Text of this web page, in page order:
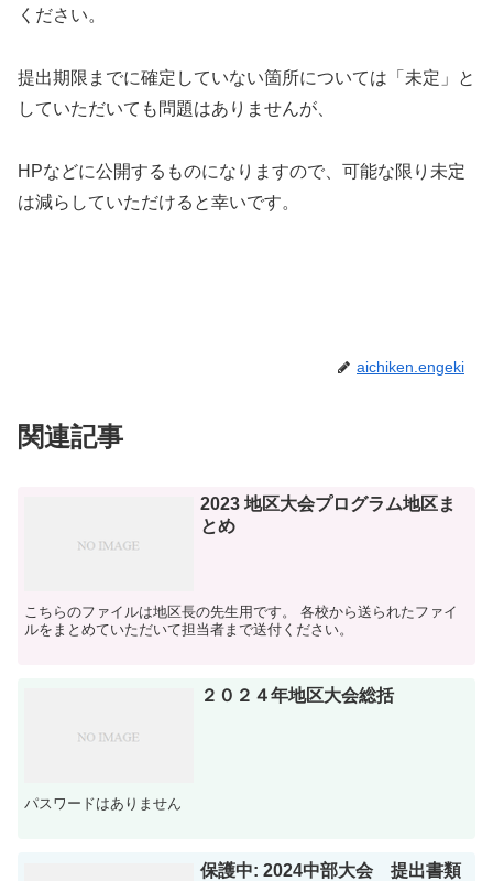
ください。
提出期限までに確定していない箇所については「未定」と
していただいても問題はありませんが、
HPなどに公開するものになりますので、可能な限り未定
は減らしていただけると幸いです。
aichiken.engeki
関連記事
2023 地区大会プログラム地区ま
とめ
こちらのファイルは地区長の先生用です。 各校から送られたファイ
ルをまとめていただいて担当者まで送付ください。
２０２４年地区大会総括
パスワードはありません
保護中: 2024中部大会 提出書類